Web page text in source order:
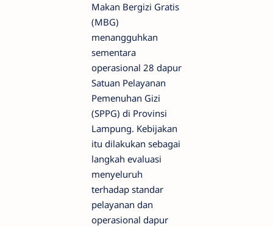
Makan Bergizi Gratis
(MBG)
menangguhkan
sementara
operasional 28 dapur
Satuan Pelayanan
Pemenuhan Gizi
(SPPG) di Provinsi
Lampung. Kebijakan
itu dilakukan sebagai
langkah evaluasi
menyeluruh
terhadap standar
pelayanan dan
operasional dapur